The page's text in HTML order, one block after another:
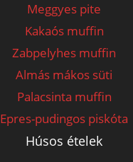
Meggyes pite
Kakaós muffin
Zabpelyhes muffin
Almás mákos süti
Palacsinta muffin
Epres-pudingos piskóta
Húsos ételek